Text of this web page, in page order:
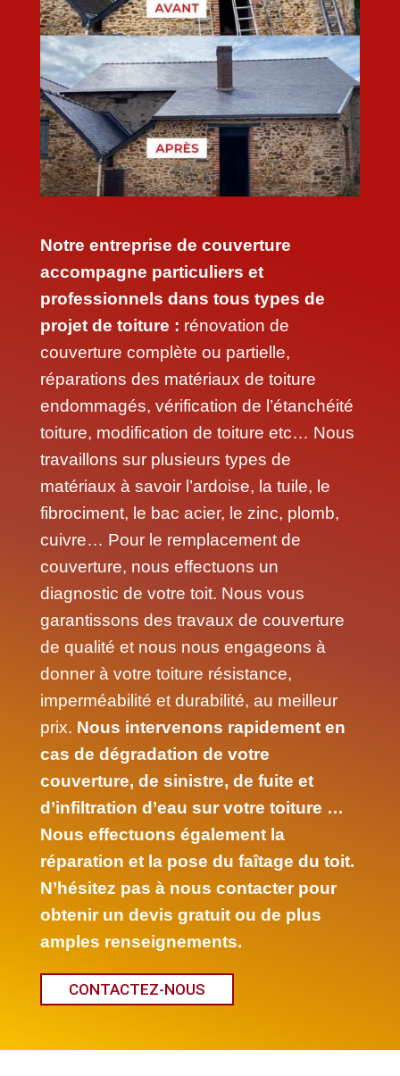
Notre entreprise de couverture
accompagne particuliers et
professionnels dans tous types de
projet de toiture : rénovation de
couverture complète ou partielle,
réparations des matériaux de toiture
endommagés, vérification de l’étanchéité
toiture, modification de toiture etc… Nous
travaillons sur plusieurs types de
matériaux à savoir l’ardoise, la tuile, le
fibrociment, le bac acier, le zinc, plomb,
cuivre… Pour le remplacement de
couverture, nous effectuons un
diagnostic de votre toit. Nous vous
garantissons des travaux de couverture
de qualité et nous nous engageons à
donner à votre toiture résistance,
imperméabilité et durabilité, au meilleur
prix. Nous intervenons rapidement en
cas de dégradation de votre
couverture, de sinistre, de fuite et
d’infiltration d’eau sur votre toiture …
Nous effectuons également la
réparation et la pose du faîtage du toit.
N’hésitez pas à nous contacter pour
obtenir un devis gratuit ou de plus
amples renseignements.
CONTACTEZ-NOUS